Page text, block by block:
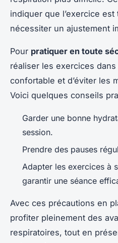
indiquer que l’exercice
nécessiter un ajustement
Pour pratiquer en toute
réaliser les exercices
confortable et d’éviter les
Voici quelques conseils
Garder une bonne
session.
Prendre des pauses
Adapter les exercices à
garantir une séance
Avec ces précautions en
profiter pleinement des
respiratoires, tout en